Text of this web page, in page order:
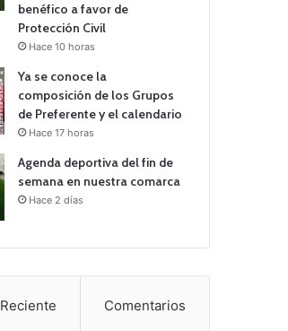
benéfico a favor de
Protección Civil
Hace 10 horas
Ya se conoce la
composición de los Grupos
de Preferente y el calendario
Hace 17 horas
Agenda deportiva del fin de
semana en nuestra comarca
Hace 2 días
Reciente Comentarios